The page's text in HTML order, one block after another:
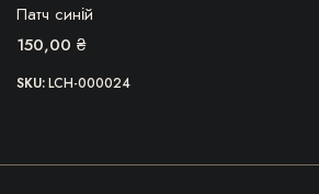
Патч синій
150,00 ₴
SKU:LCH-000024